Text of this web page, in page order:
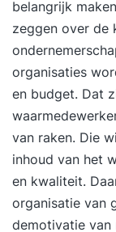
belangrijk
zeggen over de
organisaties
en budget. Dat
van raken. Die
inhoud van het
en kwaliteit.
organisatie van
demotivatie van